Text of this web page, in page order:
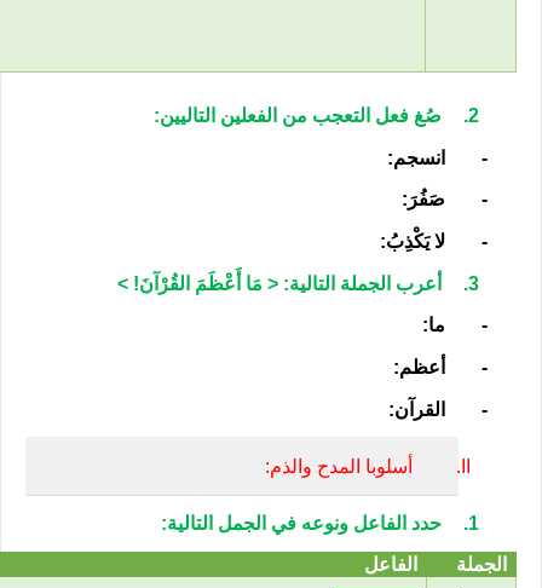
2. صُغ فعل التعجب من الفعلين التاليين:
- انسجم:
- صَفُرَ:
- لا يَكْذِبُ:
3. أعرب الجملة التالية: < مَا أَعْظَمَ القُرْآنَ!
>
- ما:
- أعظم:
- القرآن:
أسلوبا المدح والذم:
1.
حدد الفاعل ونوعه في الجمل التالية:
الجملة
الفاعل